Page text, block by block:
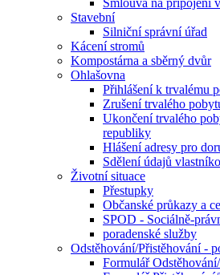
Smlouva na připojení
Stavební
Silniční správní úřad
Kácení stromů
Kompostárna a sběrný dvůr
Ohlašovna
Přihlášení k trvalému
Zrušení trvalého
Ukončení trvalého
republiky
Hlášení adresy pro
Sdělení údajů
Životní situace
Přestupky
Občanské průkazy a
SPOD - Sociálně-
poradenské služby
Odstěhování/Přistěhování -
Formulář